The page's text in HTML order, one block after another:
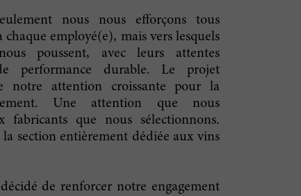
nous nous efforçons tous
employé(e), mais vers lesquels
poussent, avec leurs attentes
performance durable. Le projet
notre attention croissante pour la
Une attention que nous
fabricants que nous sélectionnons.
section entièrement dédiée aux vins
de renforcer notre engagement